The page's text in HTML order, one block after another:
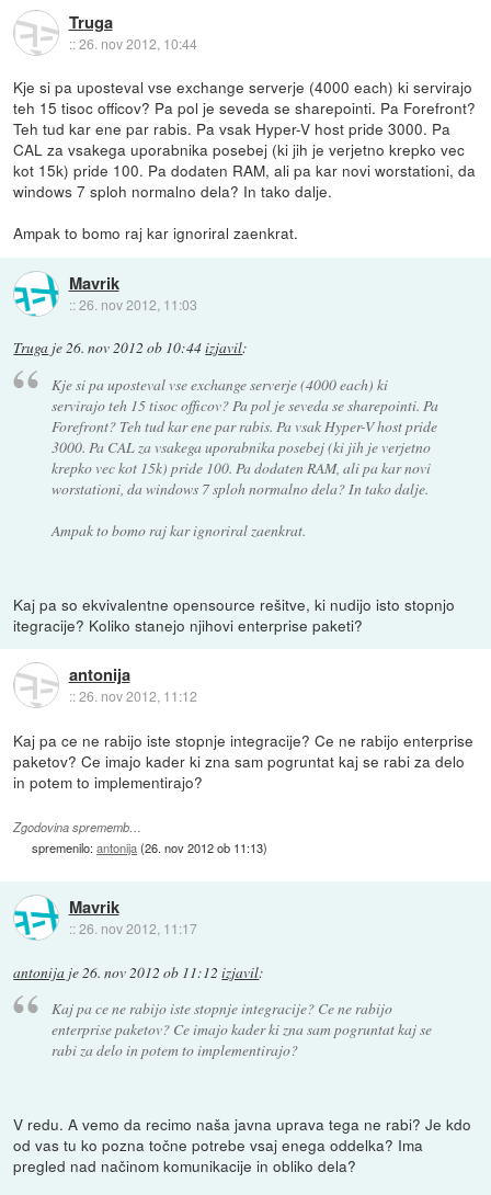
Truga
::26. nov 2012, 10:44
Kje si pa uposteval vse exchange serverje (4000 each) ki servirajo
teh 15 tisoc officov? Pa pol je seveda se sharepointi. Pa Forefront?
Teh tud kar ene par rabis. Pa vsak Hyper-V host pride 3000. Pa
CAL za vsakega uporabnika posebej (ki jih je verjetno krepko vec
kot 15k) pride 100. Pa dodaten RAM, ali pa kar novi worstationi, da
windows 7 sploh normalno dela? In tako dalje.
Ampak to bomo raj kar ignoriral zaenkrat.
Mavrik
::26. nov 2012, 11:03
Truga je26. nov 2012 ob 10:44izjavil:
Kje si pa uposteval vse exchange serverje (4000 each) ki
servirajo teh 15 tisoc officov? Pa pol je seveda se sharepointi. Pa
Forefront? Teh tud kar ene par rabis. Pa vsak Hyper-V host pride
3000. Pa CAL za vsakega uporabnika posebej (ki jih je verjetno
krepko vec kot 15k) pride 100. Pa dodaten RAM, ali pa kar novi
worstationi, da windows 7 sploh normalno dela? In tako dalje.
Ampak to bomo raj kar ignoriral zaenkrat.
Kaj pa so ekvivalentne opensource rešitve, ki nudijo isto stopnjo
itegracije? Koliko stanejo njihovi enterprise paketi?
antonija
::26. nov 2012, 11:12
Kaj pa ce ne rabijo iste stopnje integracije? Ce ne rabijo enterprise
paketov? Ce imajo kader ki zna sam pogruntat kaj se rabi za delo
in potem to implementirajo?
Zgodovina sprememb…
spremenilo:antonija(26. nov 2012 ob 11:13)
Mavrik
::26. nov 2012, 11:17
antonija je26. nov 2012 ob 11:12 izjavil:
Kaj pa ce ne rabijo iste stopnje integracije? Ce ne rabijo
enterprise paketov? Ce imajo kader ki zna sam pogruntat kaj se
rabi za delo in potem to implementirajo?
V redu. A vemo da recimo naša javna uprava tega ne rabi? Je kdo
od vas tu ko pozna točne potrebe vsaj enega oddelka? Ima
pregled nad načinom komunikacije in obliko dela?